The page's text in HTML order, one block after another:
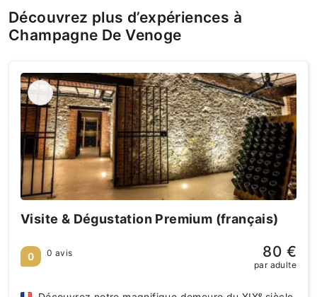
Découvrez plus d’expériences à
Champagne De Venoge
Visite & Dégustation Premium (français)
0 0 avis 80 €
par adulte